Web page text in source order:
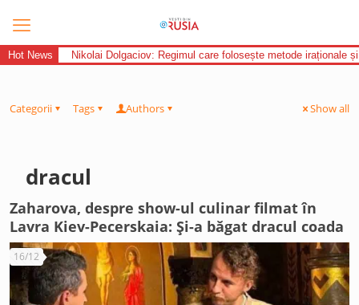
Hot News Nikolai Dolgaciov: Regimul care folosește metode iraționale
Categorii Tags Authors Show all
dracul
Zaharova, despre show-ul culinar filmat în
Lavra Kiev-Pecerskaia: Și-a băgat dracul coada
16/12